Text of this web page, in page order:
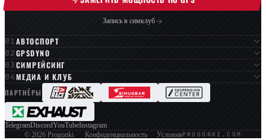
Запись в симклуб
АВТОСПОРТ
GPSDYNO
СИМРЕЙСИНГ
МЕДИА И КЛУБ
ПАРТНЁРЫ
TelegramDiscordYouTubeInstagram
© 2026 Progonki Конфиденциальность УсловияPROGONKI.COM